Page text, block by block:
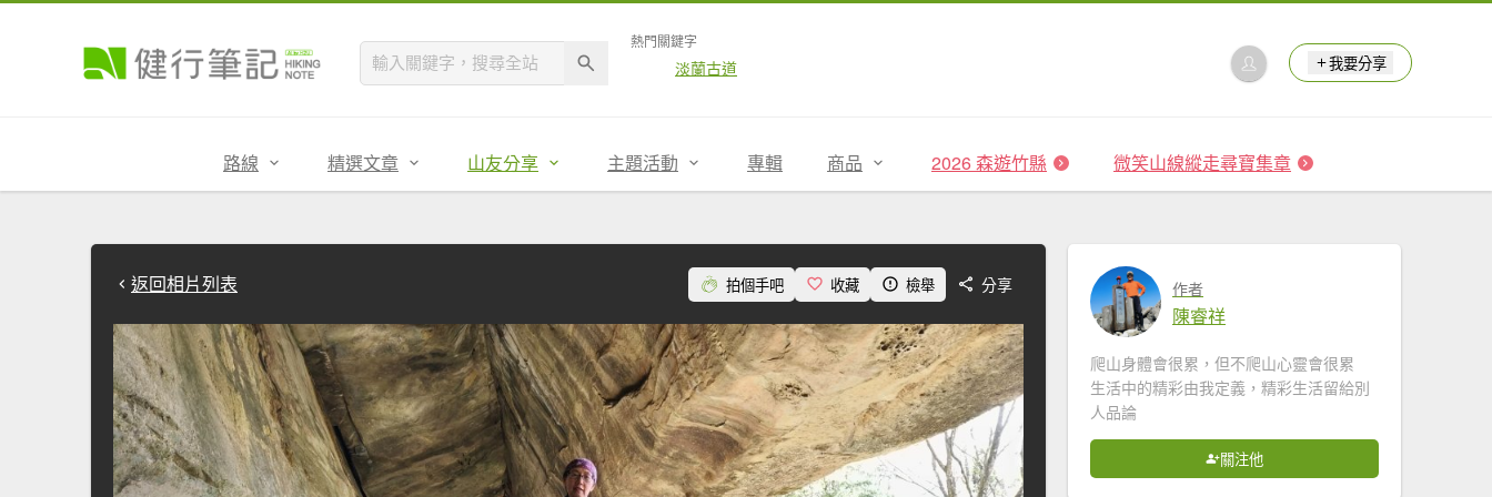
熱門關鍵字
淡蘭古道 我要分享
路線 精選文章 山友分享 主題活動 專輯 商品 2026 森遊竹縣 微笑山線縱走尋寶集章
返回相片列表 拍個手吧 收藏 檢舉 分享 作者
陳睿祥
爬山身體會很累，但不爬山心靈會很累
生活中的精彩由我定義，精彩生活留給別
人品論
關注他